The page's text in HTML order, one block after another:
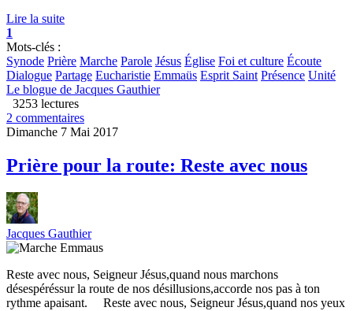
Lire la suite
1
Mots-clés :
Synode Prière Marche Parole Jésus Église Foi et culture Écoute
Dialogue Partage Eucharistie Emmaüs Esprit Saint Présence Unité
Le blogue de Jacques Gauthier
3253 lectures
2 commentaires
Dimanche 7 Mai 2017
Prière pour la route: Reste avec nous
Jacques Gauthier
Reste avec nous, Seigneur Jésus,quand nous marchons
désespéréssur la route de nos désillusions,accorde nos pas à ton
rythme apaisant. Reste avec nous, Seigneur Jésus,quand nos yeux